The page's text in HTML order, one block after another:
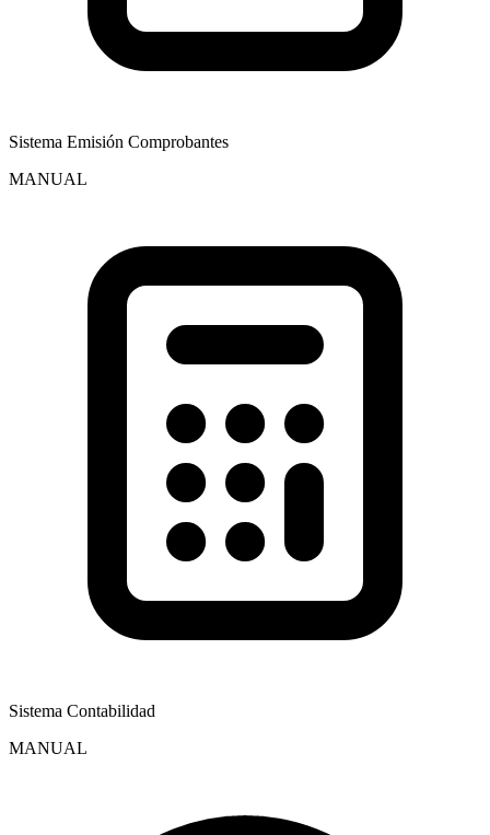
Sistema Emisión Comprobantes
MANUAL
Sistema Contabilidad
MANUAL